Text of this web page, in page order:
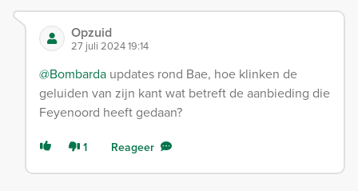
Opzuid
27 juli 2024 19:14
@Bombarda updates rond Bae, hoe klinken de
geluiden van zijn kant wat betreft de aanbieding die
Feyenoord heeft gedaan?
1 Reageer